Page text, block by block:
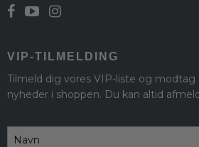
VIP-TILMELDING
Tilmeld dig vores VIP-liste og modtag
nyheder i shoppen. Du kan altid